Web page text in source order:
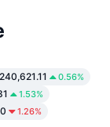
0.56%
1.53%
1.26%